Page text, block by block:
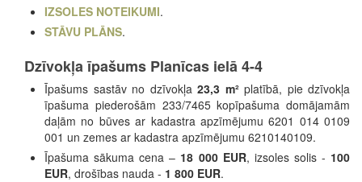
IZSOLES NOTEIKUMI.
STĀVU PLĀNS.
Dzīvokļa īpašums Planīcas ielā 4-4
Īpašums sastāv no dzīvokļa 23,3 m²platībā, pie dzīvokļa
īpašuma piederošām 233/7465 kopīpašuma domājamām
daļām no būves ar kadastra apzīmējumu 6201 014 0109
001 un zemes ar kadastra apzīmējumu 6210140109.
Īpašuma sākuma cena – 18 000 EUR, izsoles solis - 100
EUR, drošības nauda - 1 800 EUR.